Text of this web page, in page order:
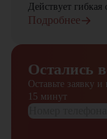
Действует гибкая
Подробнее
Остались
Оставьте заявку
15 минут